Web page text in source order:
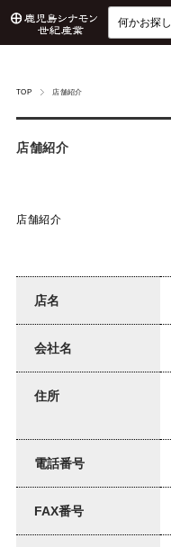
TOP 店舗紹介
店舗紹介
店舗紹介
店名
会社名
住所
電話番号
FAX番号